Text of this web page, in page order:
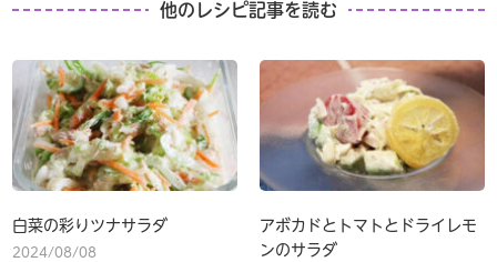
他のレシピ記事を読む
白菜の彩りツナサラダ
2024/08/08
アボカドとトマトとドライレモ
ンのサラダ